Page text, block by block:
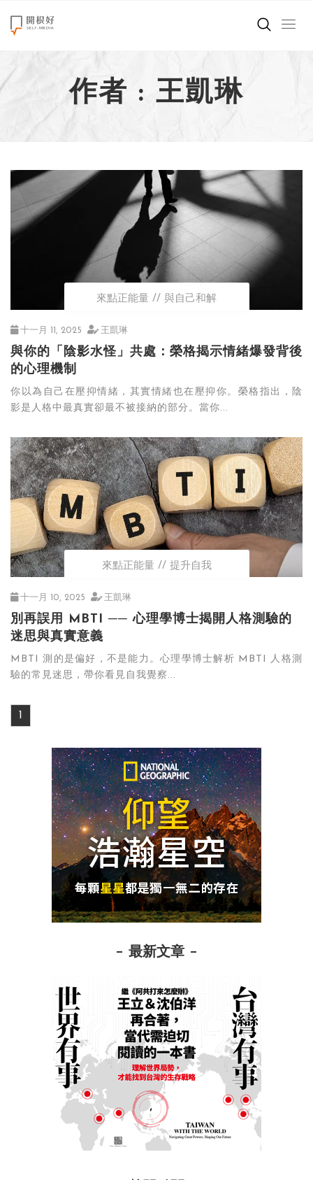
來點正能量
世界在想什麼
創造美好生活
職場商業經濟
影片專區
關於我們
作者 : 王凱琳
來點正能量 與自己和解
十一月 11, 2025 王凱琳
與你的「陰影水怪」共處：榮格揭示情緒爆發背後
的心理機制
你以為自己在壓抑情緒，其實情緒也在壓抑你。榮格指出，陰
影是人格中最真實卻最不被接納的部分。當你...
來點正能量 提升自我
十一月 10, 2025 王凱琳
別再誤用 MBTI ── 心理學博士揭開人格測驗的
迷思與真實意義
MBTI 測的是偏好，不是能力。心理學博士解析 MBTI 人格測
驗的常見迷思，帶你看見自我覺察...
1
最新文章